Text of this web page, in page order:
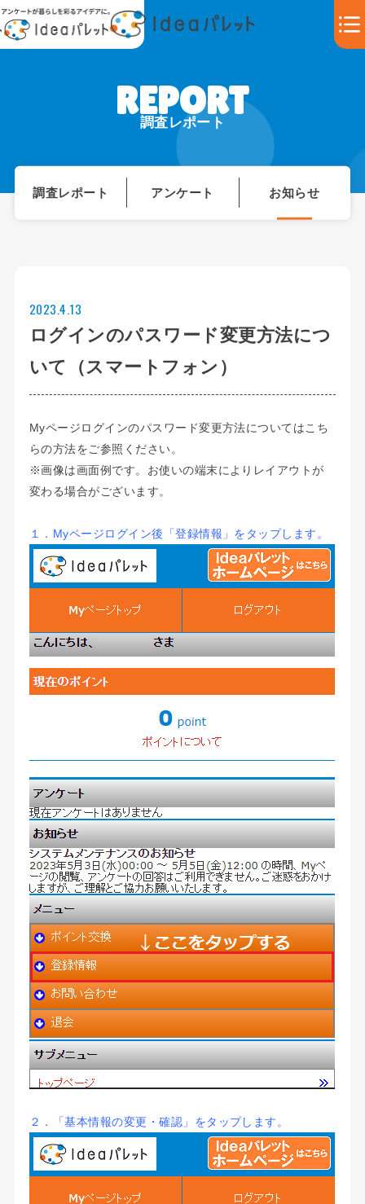
調査レポート
調査レポート アンケート お知らせ
ログインのパスワード変更方法につ
いて（スマートフォン）
2023.4.13
Myページログインのパスワード変更方法についてはこち
らの方法をご参照ください。
※画像は画面例です。お使いの端末によりレイアウトが
変わる場合がございます。
１．Myページログイン後「登録情報」をタップします。
２．「基本情報の変更・確認」をタップします。